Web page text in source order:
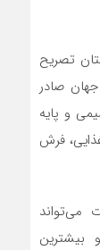
تصریح
کالا به ۲۵ کشور جهان صادر
و پایه
فرش
می‌تواند
بیشترین